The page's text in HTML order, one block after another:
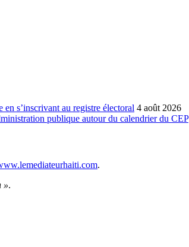
s’inscrivant au registre électoral 4 août 2026
publique autour du calendrier du CEP
.
».